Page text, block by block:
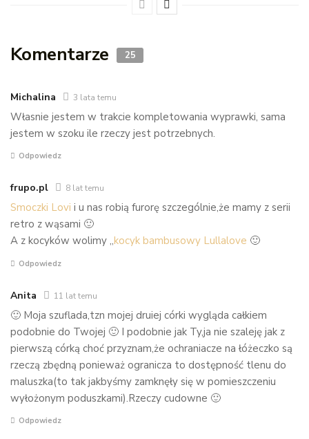
Komentarze 25
Michalina 3 lata temu
Własnie jestem w trakcie kompletowania wyprawki, sama
jestem w szoku ile rzeczy jest potrzebnych.
Odpowiedz
frupo.pl 8 lat temu
Smoczki Lovi i u nas robią furorę szczególnie,że mamy z serii
retro z wąsami 🙂
A z kocyków wolimy „kocyk bambusowy Lullalove 🙂
Odpowiedz
Anita 11 lat temu
🙂 Moja szuflada,tzn mojej druiej córki wygląda całkiem
podobnie do Twojej 🙂 I podobnie jak Ty,ja nie szaleję jak z
pierwszą córką choć przyznam,że ochraniacze na łóżeczko są
rzeczą zbędną ponieważ ogranicza to dostępność tlenu do
maluszka(to tak jakbyśmy zamknęły się w pomieszczeniu
wyłożonym poduszkami).Rzeczy cudowne 🙂
Odpowiedz